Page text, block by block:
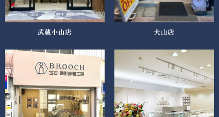
武蔵小山店 大山店